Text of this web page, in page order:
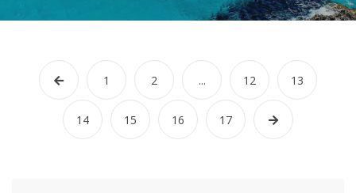
1 2 ... 12 13
14 15 16 17